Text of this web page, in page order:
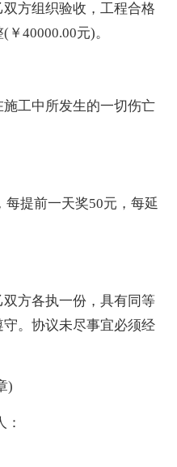
方组织验收，工程合格
40000.00元)。
工中所发生的一切伤亡
提前一天奖50元，每延
方各执一份，具有同等
。协议未尽事宜必须经
)